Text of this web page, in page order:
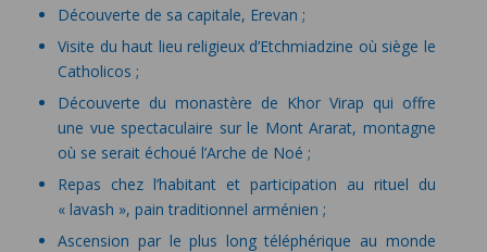
Découverte de sa capitale, Erevan ;
Visite du haut lieu religieux d’Etchmiadzine où siège le
Catholicos ;
Découverte du monastère de Khor Virap qui offre
une vue spectaculaire sur le Mont Ararat, montagne
où se serait échoué l’Arche de Noé ;
Repas chez l’habitant et participation au rituel du
« lavash », pain traditionnel arménien ;
Ascension par le plus long téléphérique au monde